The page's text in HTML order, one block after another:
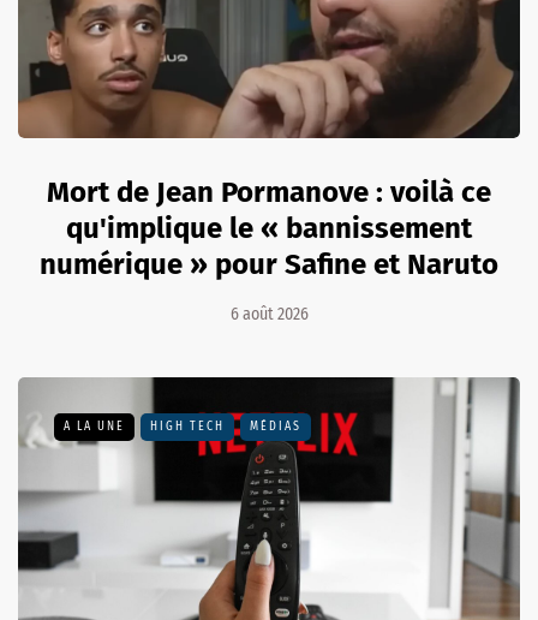
Mort de Jean Pormanove : voilà ce
qu'implique le « bannissement
numérique » pour Safine et Naruto
6 août 2026
A LA UNE HIGH TECH MÉDIAS